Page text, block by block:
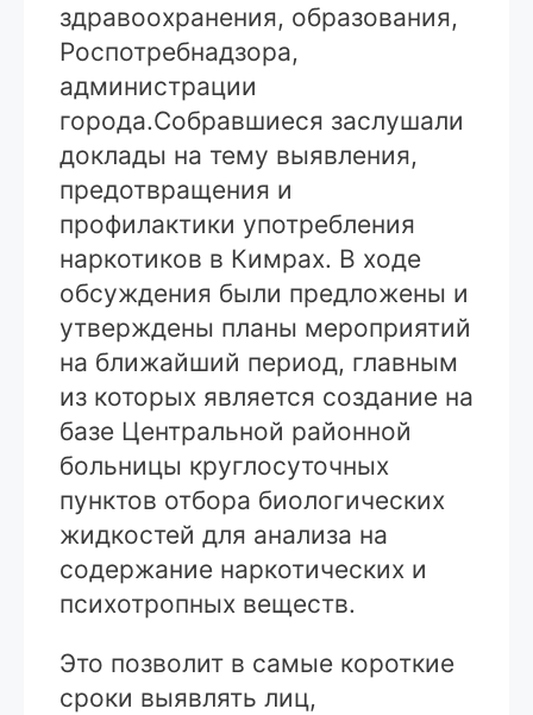
здравоохранения, образования,
Роспотребнадзора,
администрации
города.Собравшиеся заслушали
доклады на тему выявления,
предотвращения и
профилактики употребления
наркотиков в Кимрах. В ходе
обсуждения были предложены и
утверждены планы мероприятий
на ближайший период, главным
из которых является создание на
базе Центральной районной
больницы круглосуточных
пунктов отбора биологических
жидкостей для анализа на
содержание наркотических и
психотропных веществ.
Это позволит в самые короткие
сроки выявлять лиц,